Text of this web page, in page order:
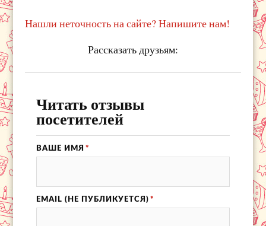
Нашли неточность на сайте? Напишите нам!
Рассказать друзьям:
Читать отзывы
посетителей
ВАШЕ ИМЯ *
EMAIL (НЕ ПУБЛИКУЕТСЯ) *